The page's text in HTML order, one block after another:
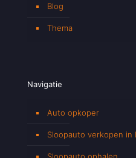
Blog
Thema
Navigatie
Auto opkoper
Sloopauto verkopen in
Sloopauto ophalen